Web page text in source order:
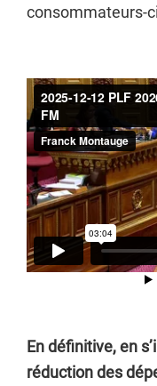
consommateurs-
En définitive, en
réduction des